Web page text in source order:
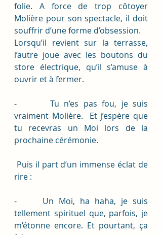
folie. A force de trop côtoyer
Molière pour son spectacle, il doit
souffrir d’une forme d’obsession.
Lorsqu’il revient sur la terrasse,
l’autre joue avec les boutons du
store électrique, qu’il s’amuse à
ouvrir et à fermer.
-       Tu n’es pas fou, je suis
vraiment Molière.  Et j’espère que
tu recevras un Moi lors de la
prochaine cérémonie.
rire :
-     Un Moi, ha haha, je suis
tellement spirituel que, parfois, je
m’étonne encore. Et pourtant, ça